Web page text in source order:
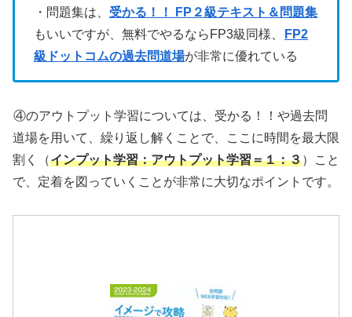
・問題集は、 受かる！！ FP２級テキスト＆問題集
もいいですが、無料でやるならFP3級同様、
FP2
級ドットコムの過去問道場が非常に優れている
④のアウトプット学習については、受かる！！や過去問
道場を用いて、繰り返し解くことで、ここに時間を最大限
割く（インプット学習：アウトプット学習＝１：３）こと
で、定着を図っていくことが非常に大切なポイントです。